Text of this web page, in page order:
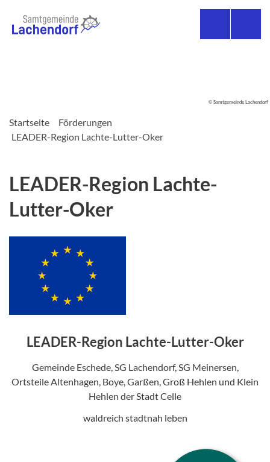
© Samtgemeinde Lachendorf
Startseite
Förderungen
LEADER-Region Lachte-Lutter-Oker
LEADER-Region Lachte-
Lutter-Oker
LEADER-Region Lachte-Lutter-Oker
Gemeinde Eschede, SG Lachendorf, SG Meinersen,
Ortsteile Altenhagen, Boye, Garßen, Groß Hehlen und Klein
Hehlen der Stadt Celle
waldreich stadtnah leben